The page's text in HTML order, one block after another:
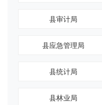
县审计局
县应急管理局
县统计局
县林业局